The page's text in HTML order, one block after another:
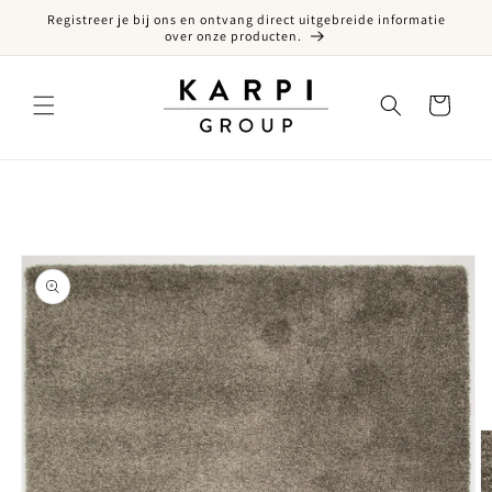
naar de content
Registreer je bij ons en ontvang direct uitgebreide informatie
over onze producten.
Winkelwagen
naar productinformatie